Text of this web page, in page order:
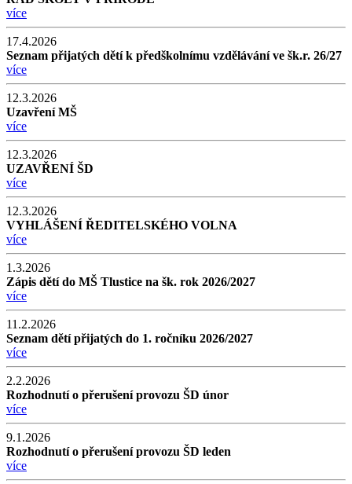
více
17.4.2026
Seznam přijatých dětí k předškolnímu vzdělávání ve šk.r. 26/27
více
12.3.2026
Uzavření MŠ
více
12.3.2026
UZAVŘENÍ ŠD
více
12.3.2026
VYHLÁŠENÍ ŘEDITELSKÉHO VOLNA
více
1.3.2026
Zápis dětí do MŠ Tlustice na šk. rok 2026/2027
více
11.2.2026
Seznam dětí přijatých do 1. ročníku 2026/2027
více
2.2.2026
Rozhodnutí o přerušení provozu ŠD únor
více
9.1.2026
Rozhodnutí o přerušení provozu ŠD leden
více